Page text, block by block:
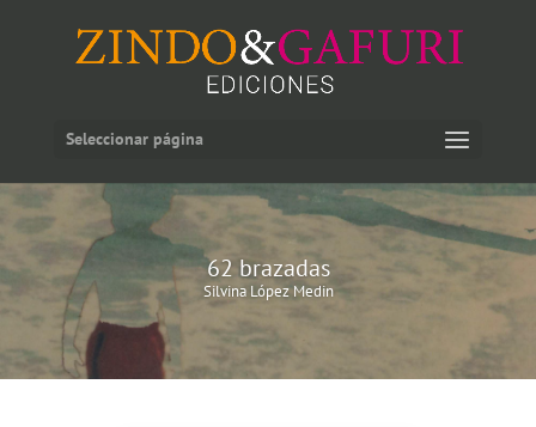
Seleccionar página
62 brazadas
Silvina López Medin